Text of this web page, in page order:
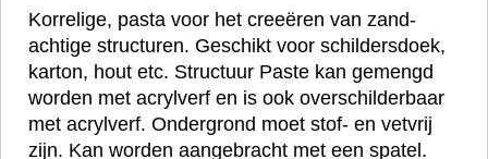
Korrelige, pasta voor het creeëren van zand-
achtige structuren. Geschikt voor schildersdoek,
karton, hout etc. Structuur Paste kan gemengd
worden met acrylverf en is ook overschilderbaar
met acrylverf. Ondergrond moet stof- en vetvrij
zijn. Kan worden aangebracht met een spatel.